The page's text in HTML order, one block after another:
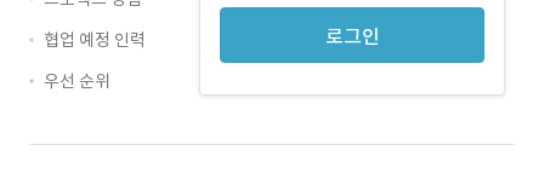
로그인
협업 예정 인력
우선 순위